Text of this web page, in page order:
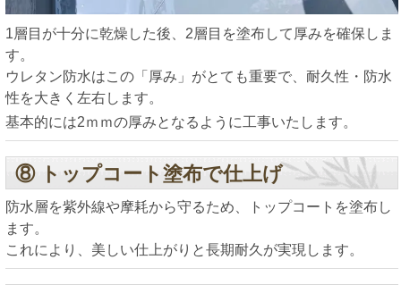
1層目が十分に乾燥した後、2層目を塗布して厚みを確保しま
す。
ウレタン防水はこの「厚み」がとても重要で、耐久性・防水
性を大きく左右します。
基本的には2ｍｍの厚みとなるように工事いたします。
⑧ トップコート塗布で仕上げ
防水層を紫外線や摩耗から守るため、トップコートを塗布し
ます。
これにより、美しい仕上がりと長期耐久が実現します。